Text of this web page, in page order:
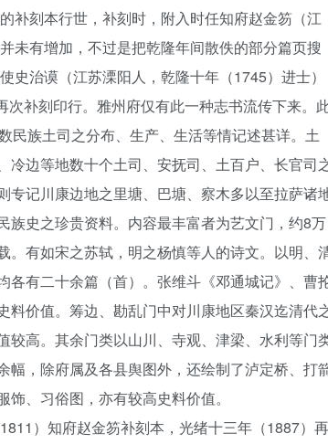
补刻本行世，补刻时，附入时任知府赵金笏（江
未有增加，不过是把乾隆年间散佚的部分篇页搜
治谟（江苏溧阳人，乾隆十年（1745）进士）
次补刻印行。雅州府仅有此一种志书流传下来。
民族土司之分布、生产、生活等情记述甚详。土
边等地数十个土司、安抚司、土百户、长官司
记川康边地之里塘、巴塘、察木多以至拉萨诸
族史之珍贵资料。内容最丰富者为艺文门，约8万
有如宋之苏轼，明之杨慎等人的诗文。以明、
有二十余篇（首）。张维斗《邓通城记》、曹
价值。筹边、勘乱门中对川康地区秦汉迄清代
高。其余门类以山川、寺观、津梁、水利等门
，除府属及各县舆图外，还绘制了泸定桥、打
、习俗图，亦有较高史料价值。
）知府赵金笏补刻本，光绪十三年（1887）再